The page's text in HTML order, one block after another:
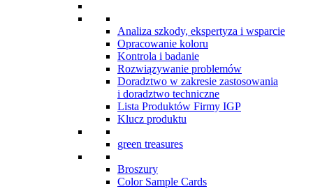
Analiza szkody, ekspertyza i wsparcie
Opracowanie koloru
Kontrola i badanie
Rozwiązywanie problemów
Doradztwo w zakresie zastosowania
i doradztwo techniczne
Lista Produktów Firmy IGP
Klucz produktu
green treasures
Broszury
Color Sample Cards